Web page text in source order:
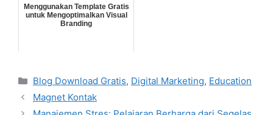
Menggunakan Template Gratis
untuk Mengoptimalkan Visual
Branding
Categories
Blog Download Gratis, Digital Marketing, Education
Magnet Kontak